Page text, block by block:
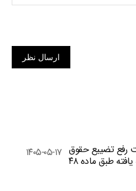
ارسال نظر
رفع تضییع حقوق
پیمانکاران در پیمان‌های خاتمه یافته طبق ماده ۴۸
۱۴۰۵-۰۵-۱۷